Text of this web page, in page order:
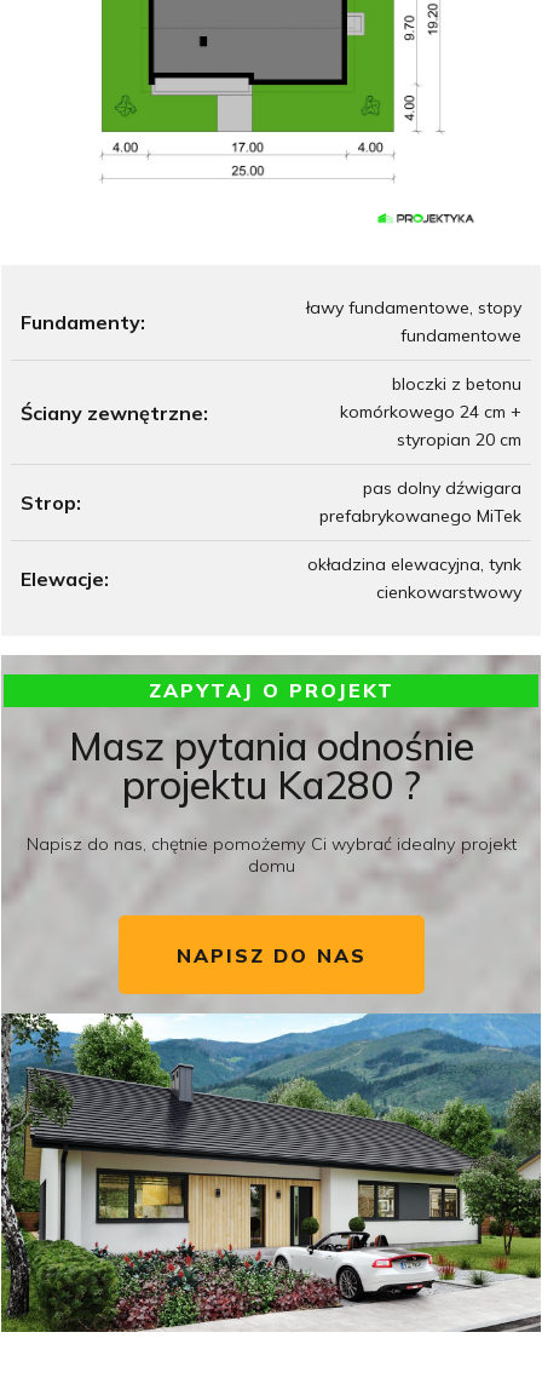
Fundamenty:
ławy fundamentowe, stopy
fundamentowe
Ściany zewnętrzne:
bloczki z betonu
komórkowego 24 cm +
styropian 20 cm
Strop:
pas dolny dźwigara
prefabrykowanego MiTek
Elewacje:
okładzina elewacyjna, tynk
cienkowarstwowy
ZAPYTAJ O PROJEKT
Masz pytania odnośnie
projektu Ka280 ?
Napisz do nas, chętnie pomożemy Ci wybrać idealny projekt
domu
NAPISZ DO NAS